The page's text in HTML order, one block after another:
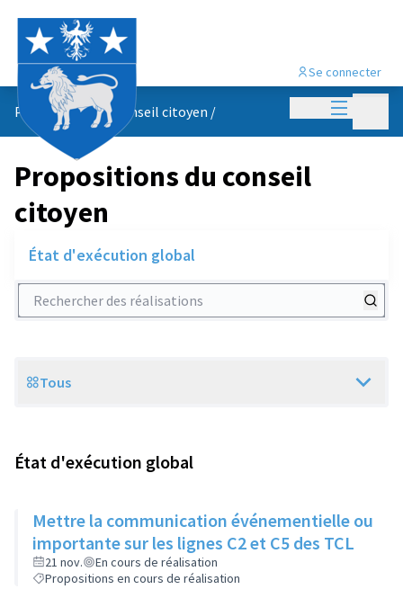
Menu
Se connecter
Propositions du conseil citoyen /
Propositions du conseil
citoyen
État d'exécution global
Rechercher des réalisations
Scope
Tous
État d'exécution global
Mettre la communication événementielle ou
importante sur les lignes C2 et C5 des TCL
21 nov.
En cours de réalisation
Propositions en cours de réalisation